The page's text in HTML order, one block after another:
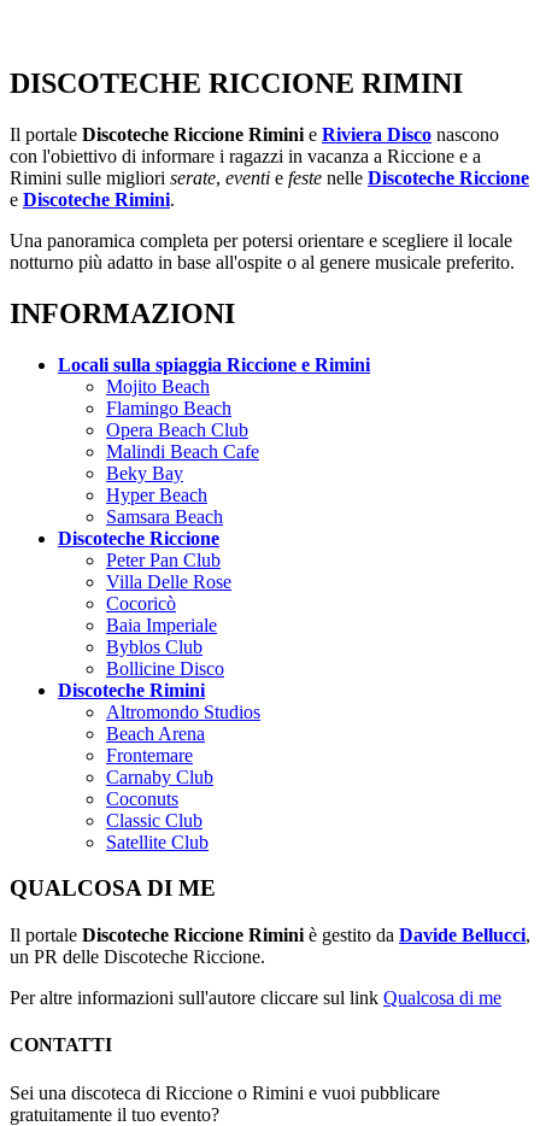
DISCOTECHE RICCIONE RIMINI
Il portale Discoteche Riccione Rimini e Riviera Disco nascono
con l'obiettivo di informare i ragazzi in vacanza a Riccione e a
Rimini sulle migliori serate, eventi e feste nelle Discoteche Riccione
e Discoteche Rimini.
Una panoramica completa per potersi orientare e scegliere il locale
notturno più adatto in base all'ospite o al genere musicale preferito.
INFORMAZIONI
Locali sulla spiaggia Riccione e Rimini
Mojito Beach
Flamingo Beach
Opera Beach Club
Malindi Beach Cafe
Beky Bay
Hyper Beach
Samsara Beach
Discoteche Riccione
Peter Pan Club
Villa Delle Rose
Cocoricò
Baia Imperiale
Byblos Club
Bollicine Disco
Discoteche Rimini
Altromondo Studios
Beach Arena
Frontemare
Carnaby Club
Coconuts
Classic Club
Satellite Club
QUALCOSA DI ME
Il portale Discoteche Riccione Rimini è gestito da Davide Bellucci,
un PR delle Discoteche Riccione.
Per altre informazioni sull'autore cliccare sul link Qualcosa di me
CONTATTI
Sei una discoteca di Riccione o Rimini e vuoi pubblicare
gratuitamente il tuo evento?